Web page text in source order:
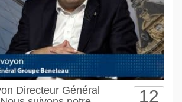
Directeur Général
12